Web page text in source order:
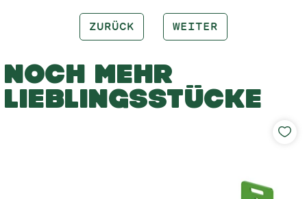
ZURÜCK WEITER
NOCH MEHR
LIEBLINGSSTÜCKE